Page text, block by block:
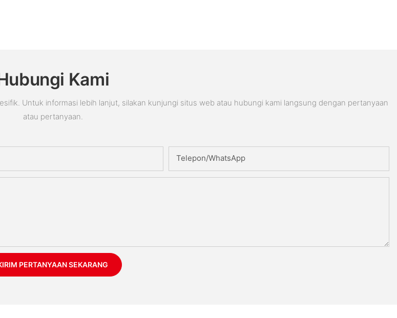
Kami
Untuk informasi lebih lanjut, silakan kunjungi situs web atau hubungi kami langsung dengan pertanyaan
atau pertanyaan.
Telepon/WhatsApp
PERTANYAAN SEKARANG